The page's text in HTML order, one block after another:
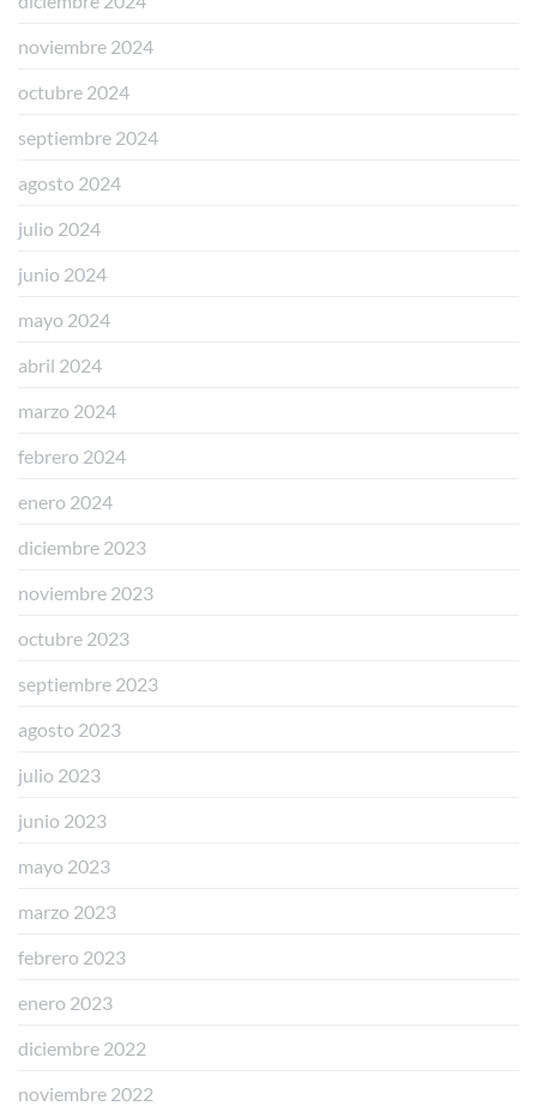
noviembre 2024
octubre 2024
septiembre 2024
agosto 2024
julio 2024
junio 2024
mayo 2024
abril 2024
marzo 2024
febrero 2024
enero 2024
diciembre 2023
noviembre 2023
octubre 2023
septiembre 2023
agosto 2023
julio 2023
junio 2023
mayo 2023
marzo 2023
febrero 2023
enero 2023
diciembre 2022
noviembre 2022